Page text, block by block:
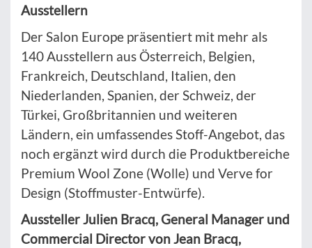
Ausstellern
Der Salon Europe präsentiert mit mehr als
140 Ausstellern aus Österreich, Belgien,
Frankreich, Deutschland, Italien, den
Niederlanden, Spanien, der Schweiz, der
Türkei, Großbritannien und weiteren
Ländern, ein umfassendes Stoff-Angebot, das
noch ergänzt wird durch die Produktbereiche
Premium Wool Zone (Wolle) und Verve for
Design (Stoffmuster-Entwürfe).
Aussteller Julien Bracq, General Manager und
Commercial Director von Jean Bracq,